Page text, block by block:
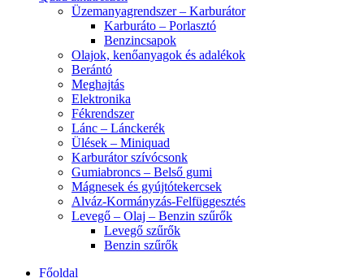
Üzemanyagrendszer – Karburátor
Karburáto – Porlasztó
Benzincsapok
Olajok, kenőanyagok és adalékok
Berántó
Meghajtás
Elektronika
Fékrendszer
Lánc – Lánckerék
Ülések – Miniquad
Karburátor szívócsonk
Gumiabroncs – Belső gumi
Mágnesek és gyújtótekercsek
Alváz-Kormányzás-Felfüggesztés
Levegő – Olaj – Benzin szűrők
Levegő szűrők
Benzin szűrők
Főoldal